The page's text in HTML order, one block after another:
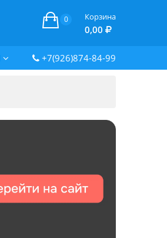
0 Корзина
0,00
+7(926)874-84-99